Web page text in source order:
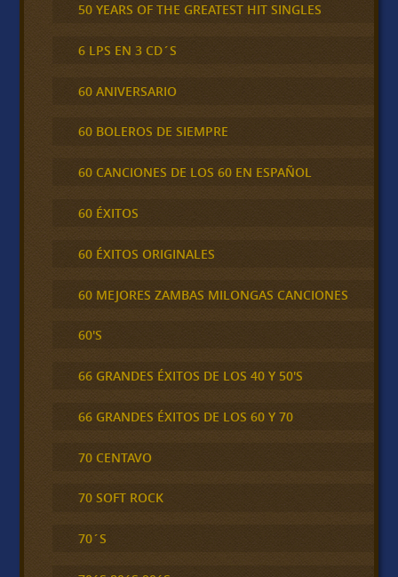
50 YEARS OF THE GREATEST HIT SINGLES
6 LPS EN 3 CD´S
60 ANIVERSARIO
60 BOLEROS DE SIEMPRE
60 CANCIONES DE LOS 60 EN ESPAÑOL
60 ÉXITOS
60 ÉXITOS ORIGINALES
60 MEJORES ZAMBAS MILONGAS CANCIONES
60'S
66 GRANDES ÉXITOS DE LOS 40 Y 50'S
66 GRANDES ÉXITOS DE LOS 60 Y 70
70 CENTAVO
70 SOFT ROCK
70´S